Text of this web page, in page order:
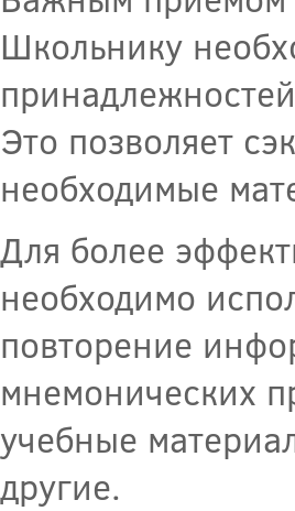
Школьнику
Это позволяет
необходимые
Для более
необходимо
повторение
мнемонических
учебные
другие.